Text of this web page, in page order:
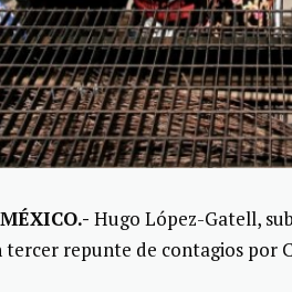
Hugo López-Gatell,
tercer repunte de contagios por